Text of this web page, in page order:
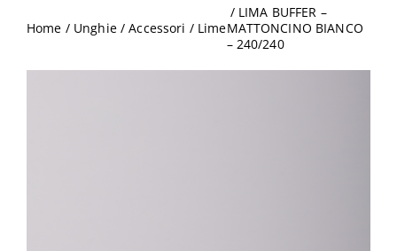
Home / Unghie/Accessori / Lime
/ LIMA BUFFER –
MATTONCINO BIANCO
– 240/240